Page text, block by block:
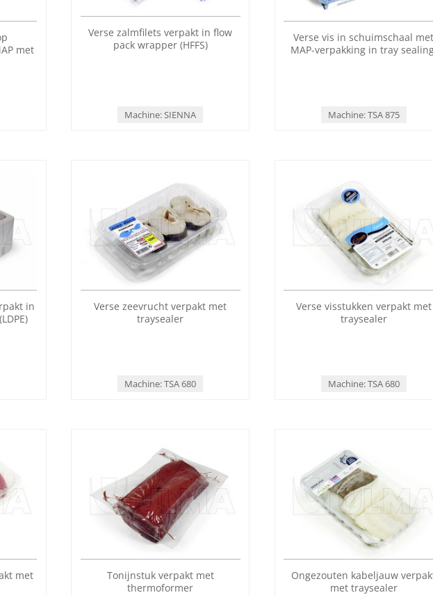
met
Verse zalmfilets verpakt in flow
pack wrapper (HFFS)
Machine: SIENNA
Verse vis in schuimschaal met
MAP-verpakking in tray
Machine: TSA 875
in
Verse zeevrucht verpakt met
traysealer
Machine: TSA 680
Verse visstukken verpakt met
traysealer
Machine: TSA 680
met
Tonijnstuk verpakt met
thermoformer
Ongezouten kabeljauw
met traysealer